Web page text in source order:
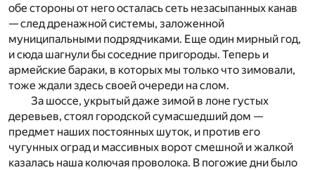
обе стороны от него осталась сеть незасыпанных канав
— след дренажной системы, заложенной
муниципальными подрядчиками. Еще один мирный год,
и сюда шагнули бы соседние пригороды. Теперь и
армейские бараки, в которых мы только что зимовали,
тоже ждали здесь своей очереди на слом.
За шоссе, укрытый даже зимой в лоне густых
деревьев, стоял городской сумасшедший дом —
предмет наших постоянных шуток, и против его
чугунных оград и массивных ворот смешной и жалкой
казалась наша колючая проволока. В погожие дни было